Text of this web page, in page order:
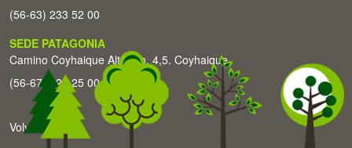
(56-63) 233 52 00
SEDE PATAGONIA
Camino Coyhaique Alto Km. 4,5. Coyhaique
(56-67) 226 25 00
Volver arriba